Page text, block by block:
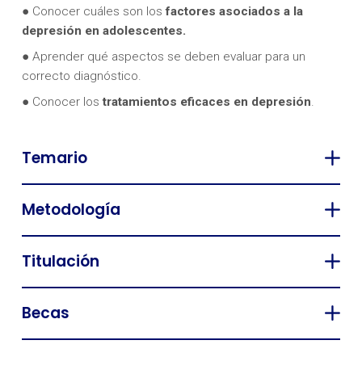
● Conocer cuáles son losfactores asociados a la
depresión en adolescentes.
● Aprender qué aspectos se deben evaluar para un
correcto diagnóstico.
● Conocer lostratamientos eficaces en depresión
Temario
Metodología
Titulación
Becas